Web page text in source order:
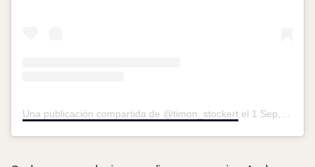
Una publicación compartida de @timon_stockert el 1 Sep, 2019 a las 4:12 PDT